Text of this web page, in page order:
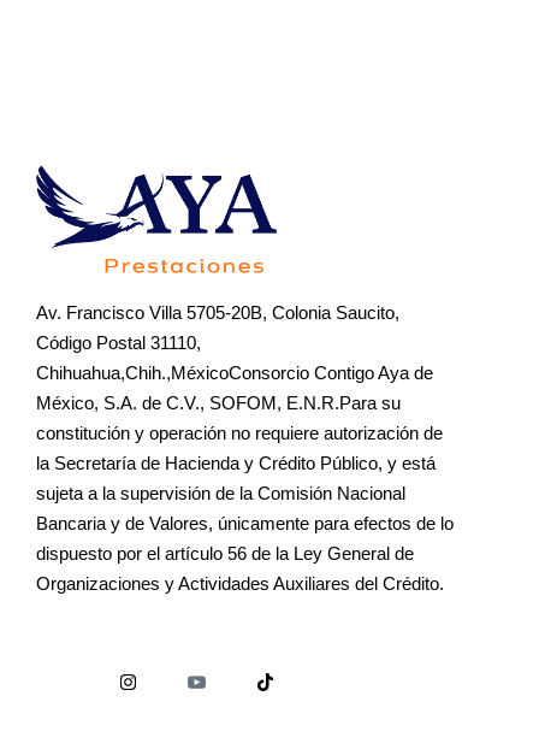
Av. Francisco Villa 5705-20B, Colonia Saucito,
Código Postal 31110,
Chihuahua,Chih.,MéxicoConsorcio Contigo Aya de
México, S.A. de C.V., SOFOM, E.N.R.Para su
constitución y operación no requiere autorización de
la Secretaría de Hacienda y Crédito Público, y está
sujeta a la supervisión de la Comisión Nacional
Bancaria y de Valores, únicamente para efectos de lo
dispuesto por el artículo 56 de la Ley General de
Organizaciones y Actividades Auxiliares del Crédito.